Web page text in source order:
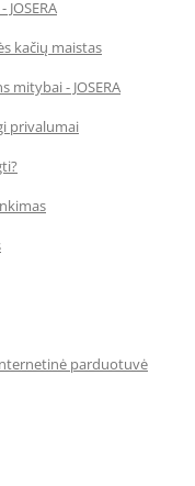
kačių maistas
mitybai - JOSERA
privalumai
parduotuvė